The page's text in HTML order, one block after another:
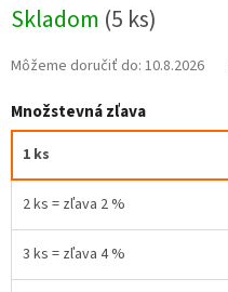
cena:
Skladom (5 ks)
Môžeme doručiť do: 10.8.2026
Množstevná zľava
1 ks
2 ks = zľava 2 %
3 ks = zľava 4 %